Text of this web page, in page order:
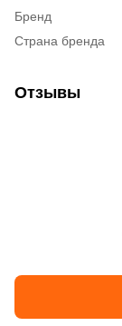
Бренд
Страна бренда
Отзывы